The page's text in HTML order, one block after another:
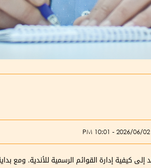
2026/06/02 - 10:01 PM
كيفية إدارة القوائم الرسمية للأندية. ومع